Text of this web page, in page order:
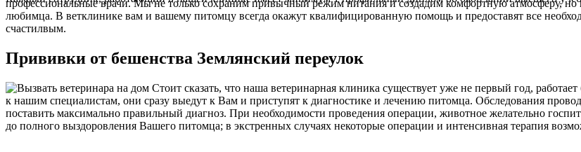
профессиональные врачи. Мы не только сохраним привычный режим питания и создадим комфортную атмосферу,
любимца. В ветклинике вам и вашему питомцу всегда окажут квалифицированную помощь и предоставят все
счастилвым.
Прививки от бешенства Землянский переулок
Стоит сказать, что наша ветеринарная клиника существует уже не первый год,
к нашим специалистам, они сразу выедут к Вам и приступят к диагностике и лечению питомца. Обследования
поставить максимально правильный диагноз. При необходимости проведения операции, животное желательно
до полного выздоровления Вашего питомца; в экстренных случаях некоторые операции и интенсивная терапия